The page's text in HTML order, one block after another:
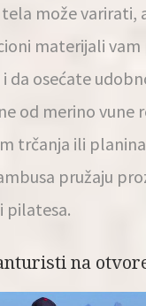
može varirati,
materijali vam
da osećate
od merino vune
trčanja ili
pružaju
pilatesa.
na